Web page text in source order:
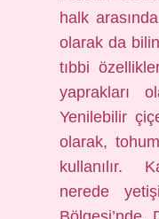
halk
olarak da
tıbbi
yaprakları
Yenilebilir
olarak,
kullanılır.
nerede